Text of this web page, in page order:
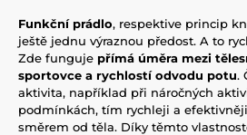
Funkční prádlo, respektive princip
ještě jednu výraznou předost. A to
Zde funguje přímá úměra mezi
sportovce a rychlostí odvodu potu.
aktivita, například při náročných
podmínkách, tím rychleji a
směrem od těla. Díky těmto